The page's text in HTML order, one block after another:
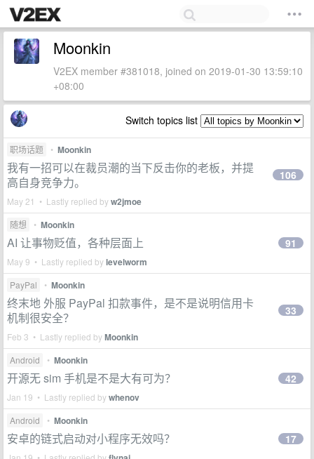
Moonkin
V2EX member #381018, joined on 2019-01-30 13:59:10
+08:00
Switch topics list
职场话题 • Moonkin
我有一招可以在裁员潮的当下反击你的老板，并提
高自身竞争力。
May 21 • Lastly replied byw2jmoe
106
随想 • Moonkin
AI 让事物贬值，各种层面上
May 9 • Lastly replied bylevelworm
91
PayPal • Moonkin
终末地 外服 PayPal 扣款事件，是不是说明信用卡
机制很安全？
Feb 3 • Lastly replied byMoonkin
33
Android • Moonkin
开源无 sim 手机是不是大有可为？
Jan 19 • Lastly replied bywhenov
42
Android • Moonkin
安卓的链式启动对小程序无效吗？ 17